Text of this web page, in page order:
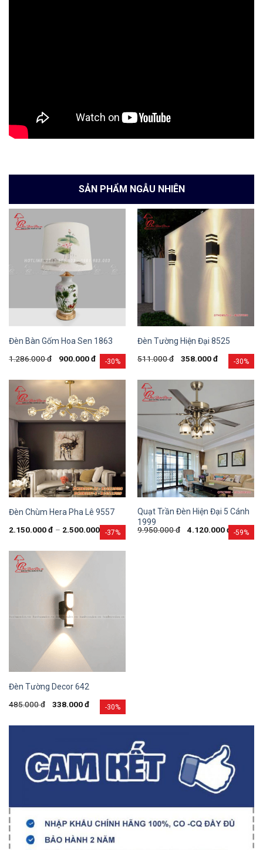
SẢN PHẨM NGẪU NHIÊN
-30%
Đèn Bàn Gốm Hoa Sen 1863
1.286.000đ 900.000đ -30%
Đèn Tường Hiện Đại 8525
511.000đ 358.000đ
-37%
Đèn Chùm Hera Pha Lê 9557
2.150.000đ – 2.500.000 -59%
Quạt Trần Đèn Hiện Đại 5 Cánh
1999
9.950.000đ 4.120.000đ
-30%
Đèn Tường Decor 642
485.000đ 338.000đ